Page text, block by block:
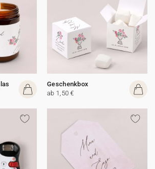
Geschenkbox
ab 1,50 €